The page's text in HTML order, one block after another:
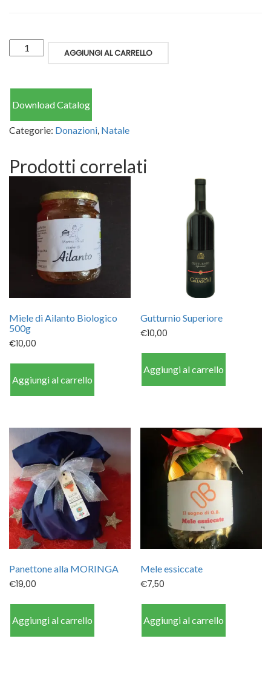
Quantity
AGGIUNGI AL CARRELLO
Download Catalog
Categorie: Donazioni, Natale
Prodotti correlati
Miele di Ailanto Biologico
500g
€10,00
Aggiungi al carrello
Gutturnio Superiore
€10,00
Aggiungi al carrello
Panettone alla MORINGA
€19,00
Aggiungi al carrello
Mele essiccate
€7,50
Aggiungi al carrello